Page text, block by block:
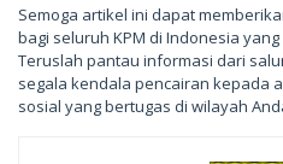
Semoga artikel ini dapat
bagi seluruh KPM di Indonesia
Teruslah pantau informasi dari
segala kendala pencairan kepada
sosial yang bertugas di wilayah